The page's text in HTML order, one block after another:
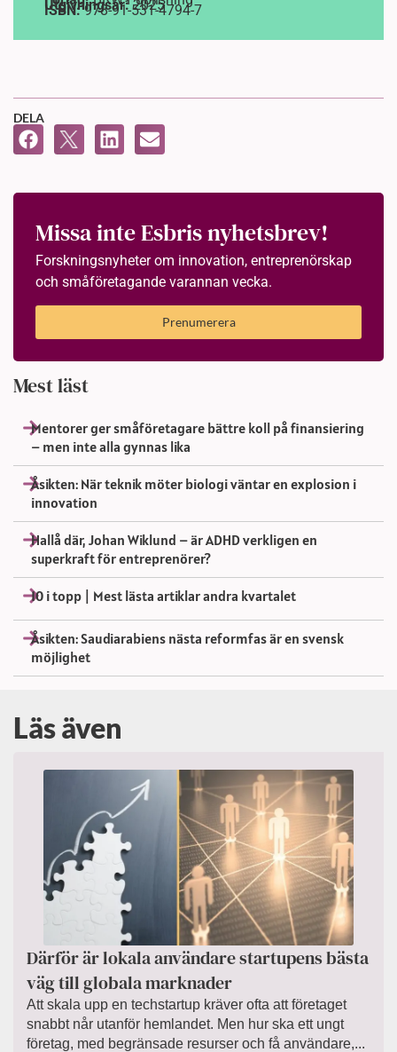
Utgivningsår:2025
ISBN:978-91-531-4794-7
DELA
Missa inte Esbris nyhetsbrev!
Forskningsnyheter om innovation, entreprenörskap
och småföretagande varannan vecka.
Prenumerera
Mest läst
Mentorer ger småföretagare bättre koll på finansiering
– men inte alla gynnas lika
Åsikten: När teknik möter biologi väntar en explosion i
innovation
Hallå där, Johan Wiklund – är ADHD verkligen en
superkraft för entreprenörer?
10 i topp | Mest lästa artiklar andra kvartalet
Åsikten: Saudiarabiens nästa reformfas är en svensk
möjlighet
Läs även
Därför är lokala användare startupens bästa
väg till globala marknader
Att skala upp en techstartup kräver ofta att företaget
snabbt når utanför hemlandet. Men hur ska ett ungt
företag, med begränsade resurser och få användare,...